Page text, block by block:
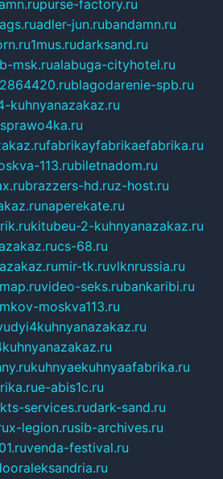
purse-factory.ru
adler-jun.rubandamn.ru
1mus.rudarksand.ru
msk.rualabuga-cityhotel.ru
2864420.rublagodarenie-spb.ru
kuhnyanazakaz.ru
fabrikayfabrikaefabrika.ru
113.rubiletnadom.ru
brazzers-hd.ruz-host.ru
naperekate.ru
kitubeu-2-kuhnyanazakaz.ru
cs-68.ru
mir-tk.ruvlknrussia.ru
video-seks.rubankaribi.ru
moskva113.ru
kuhnyaekuhnyaafabrika.ru
e-abis1c.ru
kts-services.rudark-sand.ru
x-legion.rusib-archives.ru
venda-festival.ru